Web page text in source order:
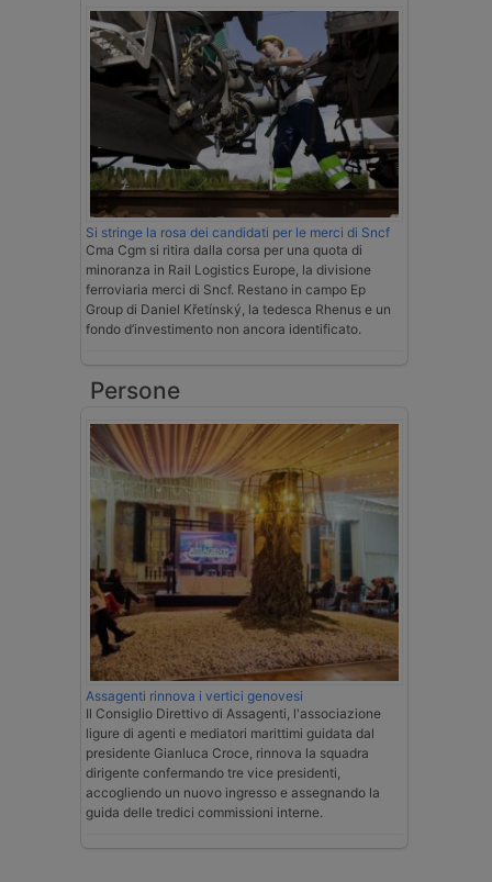
Si stringe la rosa dei candidati per le merci di Sncf
Cma Cgm si ritira dalla corsa per una quota di
minoranza in Rail Logistics Europe, la divisione
ferroviaria merci di Sncf. Restano in campo Ep
Group di Daniel Křetínský, la tedesca Rhenus e un
fondo d’investimento non ancora identificato.
Persone
Assagenti rinnova i vertici genovesi
Il Consiglio Direttivo di Assagenti, l'associazione
ligure di agenti e mediatori marittimi guidata dal
presidente Gianluca Croce, rinnova la squadra
dirigente confermando tre vice presidenti,
accogliendo un nuovo ingresso e assegnando la
guida delle tredici commissioni interne.